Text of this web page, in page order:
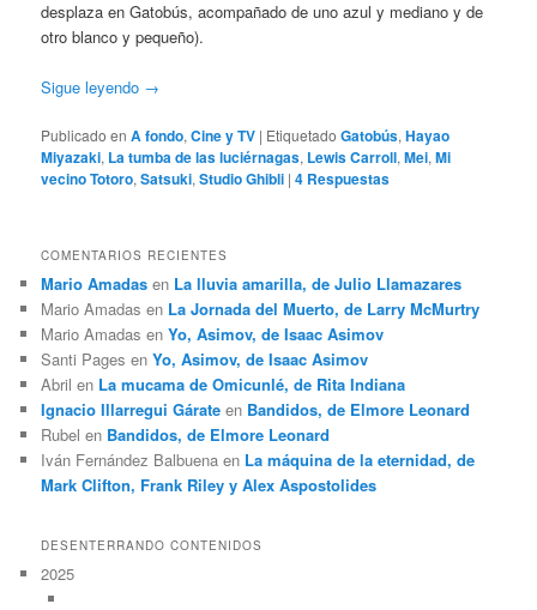
desplaza en Gatobús, acompañado de uno azul y mediano y de
otro blanco y pequeño).
Sigue leyendo →
Publicado en A fondo,Cine y TV | Etiquetado Gatobús,Hayao
Miyazaki, La tumba de las luciérnagas, Lewis Carroll,Mei,Mi
vecino Totoro,Satsuki,Studio Ghibli |4 Respuestas
COMENTARIOS RECIENTES
Mario Amadas en La lluvia amarilla, de Julio Llamazares
Mario Amadas en La Jornada del Muerto, de Larry McMurtry
Mario Amadas enYo, Asimov, de Isaac Asimov
Santi Pages enYo, Asimov, de Isaac Asimov
Abril en La mucama de Omicunlé, de Rita Indiana
Ignacio Illarregui Gárate en Bandidos, de Elmore Leonard
Rubel en Bandidos, de Elmore Leonard
Iván Fernández Balbuena en La máquina de la eternidad, de
Mark Clifton, Frank Riley y Alex Aspostolides
DESENTERRANDO CONTENIDOS
2025